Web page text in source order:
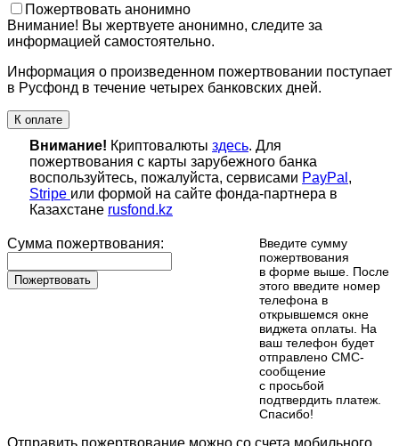
Пожертвовать анонимно
Внимание! Вы жертвуете анонимно, следите за
информацией самостоятельно.
Информация о произведенном пожертвовании поступает
в Русфонд в течение четырех банковских дней.
К оплате
Внимание! Криптовалюты здесь. Для
пожертвования с карты зарубежного банка
воспользуйтесь, пожалуйста, сервисами PayPal ,
Stripe или формой на сайте фонда-партнера в
Казахстане rusfond.kz
Сумма пожертвования:
Пожертвовать
Введите сумму
пожертвования
в форме выше. После
этого введите номер
телефона в
открывшемся окне
виджета оплаты. На
ваш телефон будет
отправлено СМС-
сообщение
с просьбой
подтвердить платеж.
Cпасибо!
Отправить пожертвование можно со счета мобильного